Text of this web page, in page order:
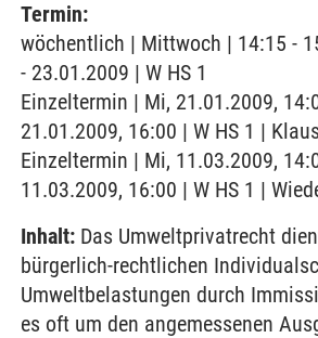
Termin:
wöchentlich | Mittwoch | 14:15 -
- 23.01.2009 | W HS 1
Einzeltermin | Mi, 21.01.2009,
21.01.2009, 16:00 | W HS 1 |
Einzeltermin | Mi, 11.03.2009,
11.03.2009, 16:00 | W HS 1 |
Inhalt: Das Umweltprivatrecht
bürgerlich-rechtlichen
Umweltbelastungen durch
es oft um den angemessenen